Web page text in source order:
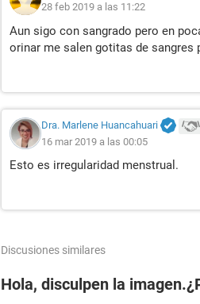
28 feb 2019 a las 11:22
Aun sigo con sangrado pero en
orinar me salen gotitas de sangres
Dra. Marlene Huancahuari
16 mar 2019 a las 00:05
Esto es irregularidad menstrual.
Discusiones similares
Hola, disculpen la